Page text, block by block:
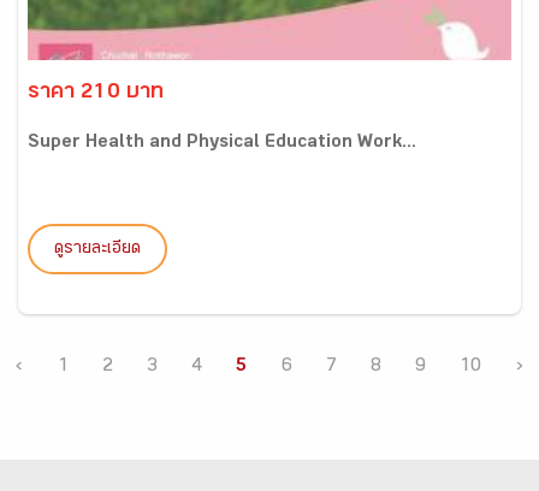
ราคา 210 บาท
Super Health and Physical Education Work...
ดูรายละเอียด
‹ 1 2 3 4 5 6 7 8 9 10 ›